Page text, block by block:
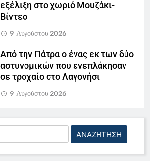
εξέλιξη στο χωριό Μουζάκι-
Βίντεο
9 Αυγούστου 2026
Από την Πάτρα ο ένας εκ των δύο
αστυνομικών που ενεπλάκησαν
σε τροχαίο στο Λαγονήσι
9 Αυγούστου 2026
πινακίδες και… μεθυσμένος
9 Αυγούστου 2026
Ο Παναγιώτης Στάθης στο